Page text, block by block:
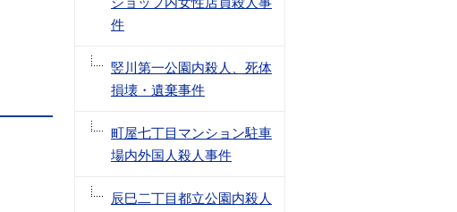
件
竪川第一公園内殺人、死体
損壊・遺棄事件
町屋七丁目マンション駐車
場内外国人殺人事件
辰巳二丁目都立公園内殺人